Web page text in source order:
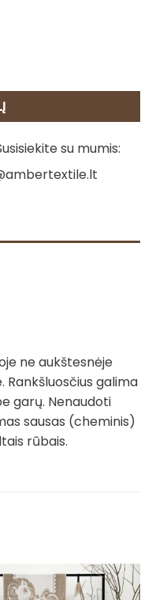
- Avinas
su mumis:
ne aukštesnėje
galima
garų. Nenaudoti
sausas (cheminis)
rūbais.